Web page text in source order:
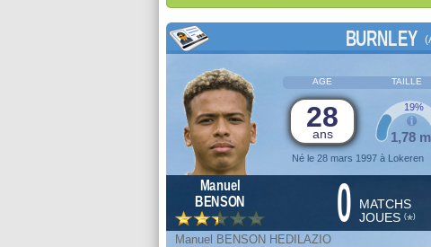
BURNLEY
AGE TAILLE
28
ans
Né le 28 mars 1997 à Lokeren
1,78 m
19%
Manuel
BENSON
0 MATCHS
JOUES (*)
Manuel BENSON HEDILAZIO